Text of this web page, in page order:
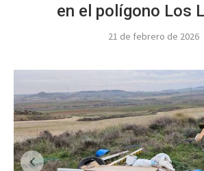
en el polígono Los
21 de febrero de 2026